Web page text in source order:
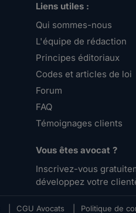
Liens utiles :
Qui sommes-nous
L'équipe de rédaction
Principes éditoriaux
Codes et articles de loi
Forum
FAQ
Témoignages clients
Vous êtes avocat ?
Inscrivez-vous
développez votre
CGU Avocats Politique de